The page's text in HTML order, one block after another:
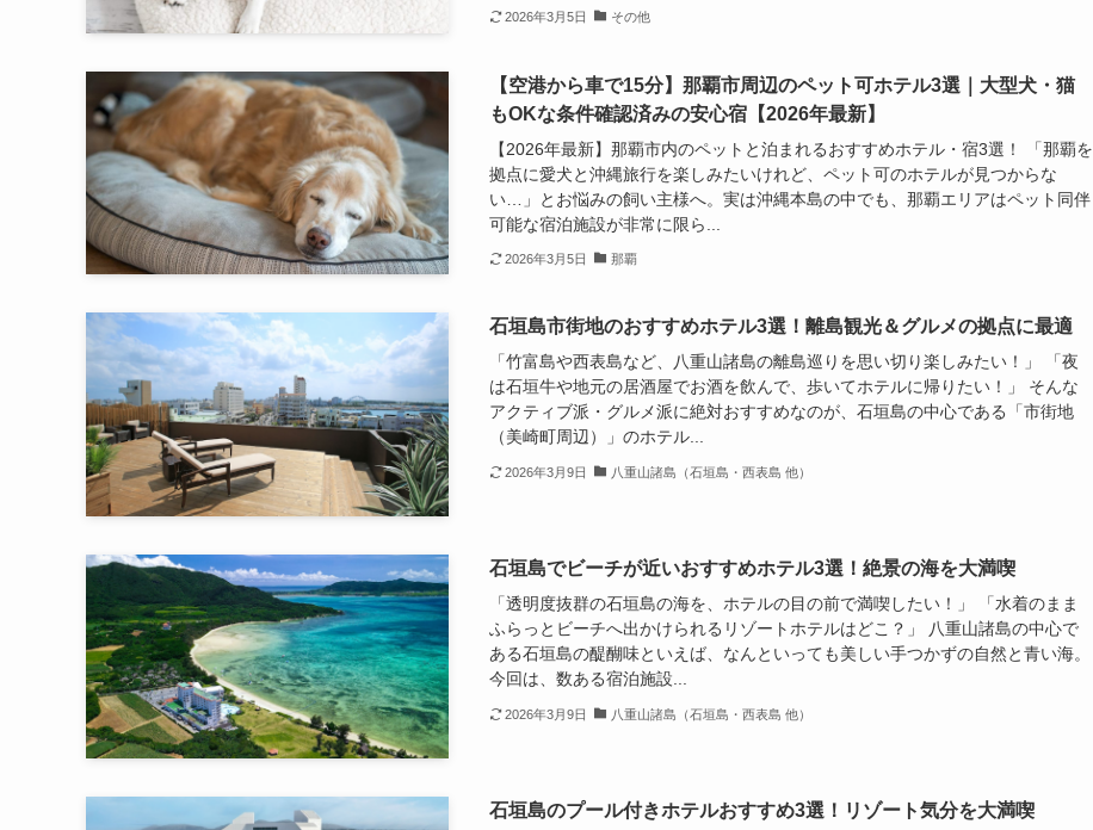
2026年3月5日 その他
【空港から車で15分】那覇市周辺のペット可ホテル3選｜大型犬・猫
もOKな条件確認済みの安心宿【2026年最新】
【2026年最新】那覇市内のペットと泊まれるおすすめホテル・宿3選！ 「那覇を
拠点に愛犬と沖縄旅行を楽しみたいけれど、ペット可のホテルが見つからな
い…」とお悩みの飼い主様へ。実は沖縄本島の中でも、那覇エリアはペット同伴
可能な宿泊施設が非常に限ら...
2026年3月5日 那覇
石垣島市街地のおすすめホテル3選！離島観光＆グルメの拠点に最適
「竹富島や西表島など、八重山諸島の離島巡りを思い切り楽しみたい！」 「夜
は石垣牛や地元の居酒屋でお酒を飲んで、歩いてホテルに帰りたい！」 そんな
アクティブ派・グルメ派に絶対おすすめなのが、石垣島の中心である「市街地
（美崎町周辺）」のホテル...
2026年3月9日 八重山諸島（石垣島・西表島 他）
石垣島でビーチが近いおすすめホテル3選！絶景の海を大満喫
「透明度抜群の石垣島の海を、ホテルの目の前で満喫したい！」 「水着のまま
ふらっとビーチへ出かけられるリゾートホテルはどこ？」 八重山諸島の中心で
ある石垣島の醍醐味といえば、なんといっても美しい手つかずの自然と青い海。
今回は、数ある宿泊施設...
2026年3月9日 八重山諸島（石垣島・西表島 他）
石垣島のプール付きホテルおすすめ3選！リゾート気分を大満喫